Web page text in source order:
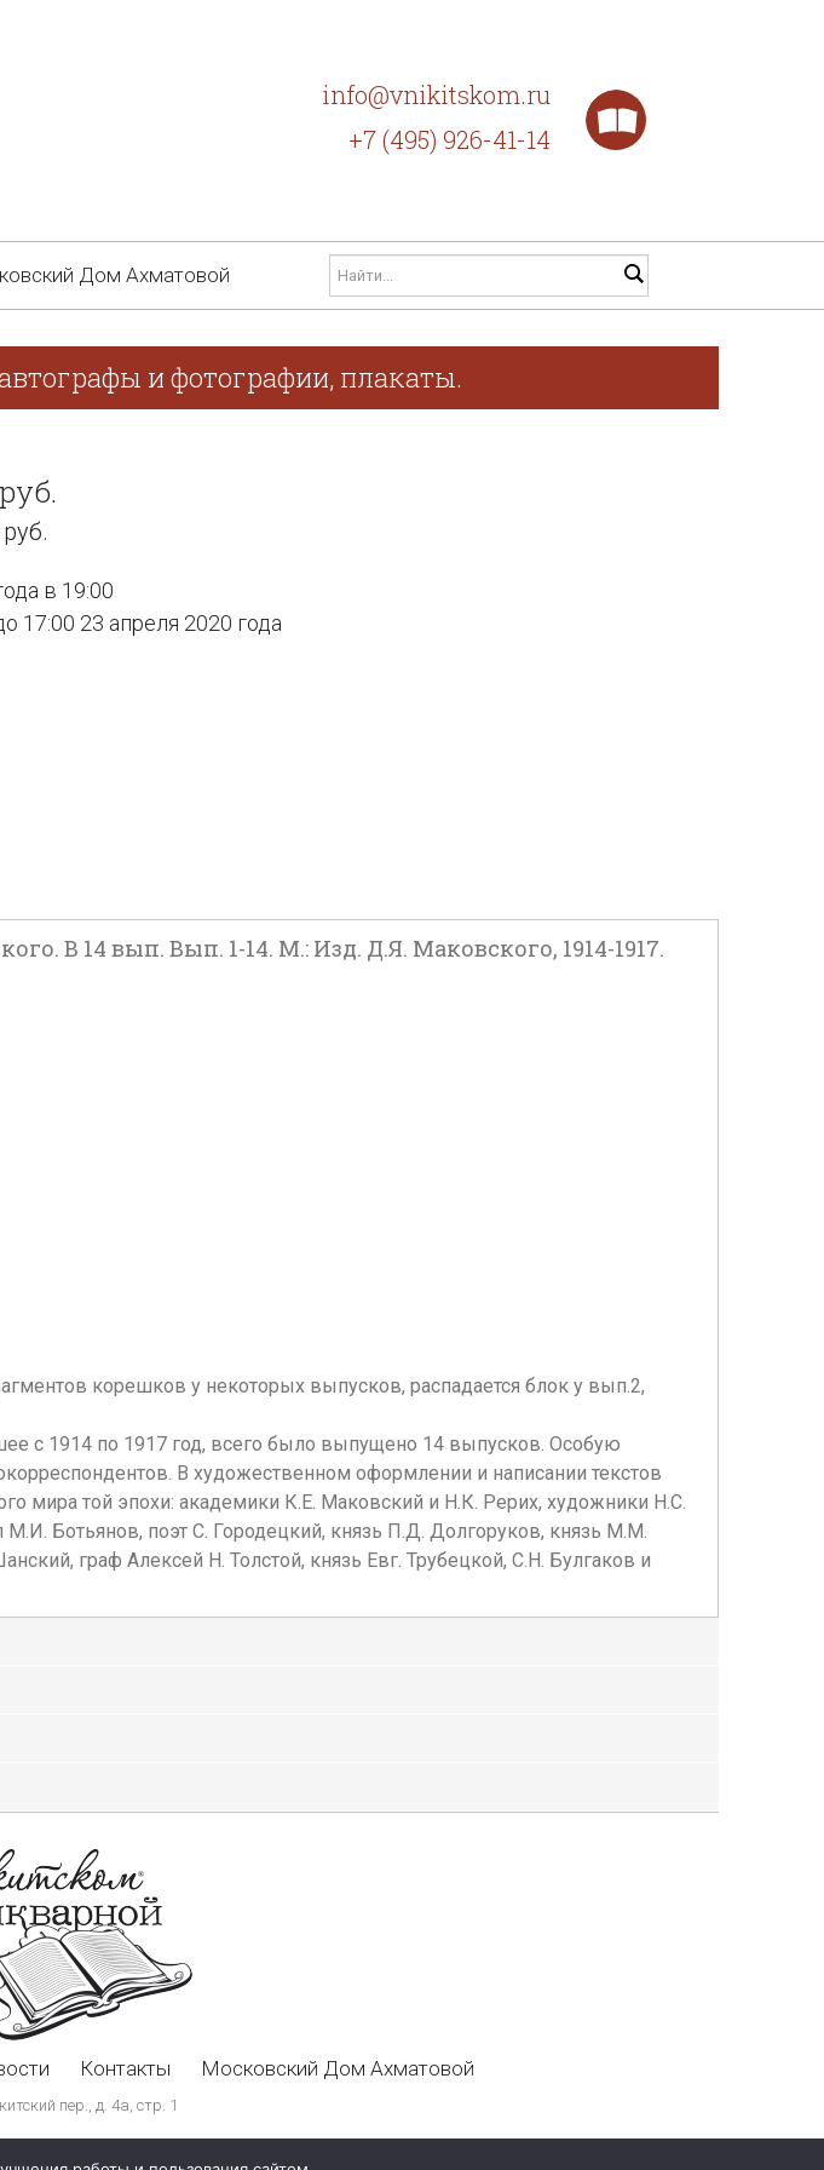
info@vnikitskom.ru
+7 (495) 926-41-14
Дом Ахматовой
и фотографии, плакаты.
в 19:00
17:00 23 апреля 2020 года
В 14 вып. Вып. 1-14. М.: Изд. Д.Я. Маковского, 1914-1917.
корешков у некоторых выпусков, распадается блок у вып.2,
с 1914 по 1917 год, всего было выпущено 14 выпусков. Особую
В художественном оформлении и написании текстов
мира той эпохи: академики К.Е. Маковский и Н.К. Рерих, художники Н.С.
Ботьянов, поэт С. Городецкий, князь П.Д. Долгоруков, князь М.М.
граф Алексей Н. Толстой, князь Евг. Трубецкой, С.Н. Булгаков и
Контакты Московский Дом Ахматовой
пер., д. 4а, стр. 1